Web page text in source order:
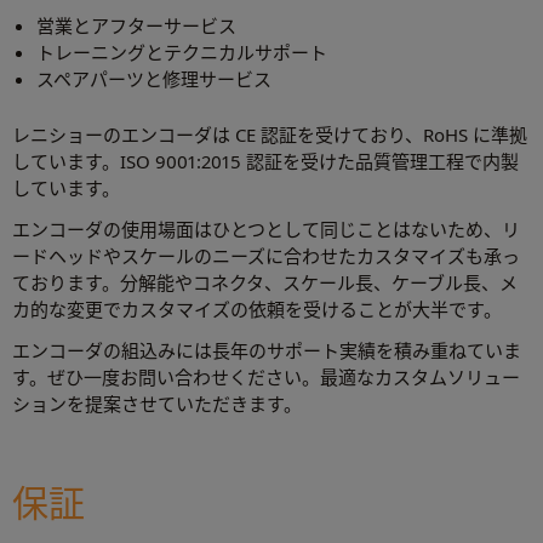
営業とアフターサービス
トレーニングとテクニカルサポート
スペアパーツと修理サービス
レニショーのエンコーダは CE 認証を受けており、RoHS に準拠
しています。ISO 9001:2015 認証を受けた品質管理工程で内製
しています。
エンコーダの使用場面はひとつとして同じことはないため、リ
ードヘッドやスケールのニーズに合わせたカスタマイズも承っ
ております。分解能やコネクタ、スケール長、ケーブル長、メ
カ的な変更でカスタマイズの依頼を受けることが大半です。
エンコーダの組込みには長年のサポート実績を積み重ねていま
す。ぜひ一度お問い合わせください。最適なカスタムソリュー
ションを提案させていただきます。
保証